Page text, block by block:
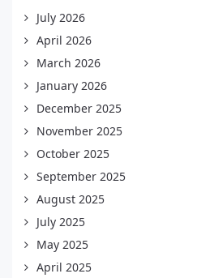
July 2026
April 2026
March 2026
January 2026
December 2025
November 2025
October 2025
September 2025
August 2025
July 2025
May 2025
April 2025